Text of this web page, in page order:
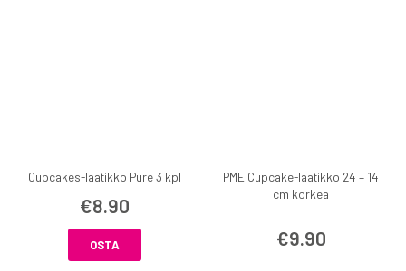
Cupcakes-laatikko Pure 3 kpl
€8.90
OSTA
PME Cupcake-laatikko 24 – 14
cm korkea
€9.90